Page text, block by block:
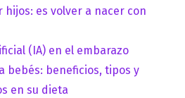
hijos: es volver a nacer con
(IA) en el embarazo
bebés: beneficios, tipos y
en su dieta